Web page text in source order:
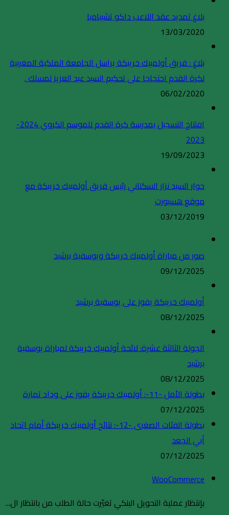
بلاغ تمديد عقد اللاعب داكو تشيبامبا
13/03/2020
بلاغ : فريق أولمبيك خريبكة يراسل الجامعة الملكية المغربية
لكرة القدم احتجاجا على تحكيم السيد عبد العزيز لمسلك .
06/02/2020
افتتاح التسجيل بمدرسة كرة القدم للموسم الكروي 2024-
2023
19/09/2023
حوار السيد نزار السكتاني رئيس فريق أولمبيك خريبكة مع
موقع هسبورت
03/12/2019
صور من مباراة أولمبيك خريبكة ويوسفية برشيد
09/12/2025
أولمبيك خريبكة يفوز على يوسفية برشيد
08/12/2025
الجولة الثالثة عشرة: لائحة أولمبيك خريبكة لمباراة يوسفية
برشيد
08/12/2025
بطولة الأمل -11-: أولمبيك خريبكة يفوز على وداد تمارة
07/12/2025
بطولة الفئات الصغرى -12-: نتائج أولمبيك خريبكة أمام اتحاد
أبي الجعد
07/12/2025
WooCommerce
بإنتظار عملية التحويل البنكي تغيّرت حالة الطلب من بانتظار ال...